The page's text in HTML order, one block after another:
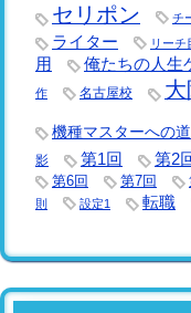
セリポン チ
ライター リーチ
用
俺たちの人生
作 名古屋校
機種マスターへの道
影
第1回 第2
第6回 第7回
則
設定1 転職